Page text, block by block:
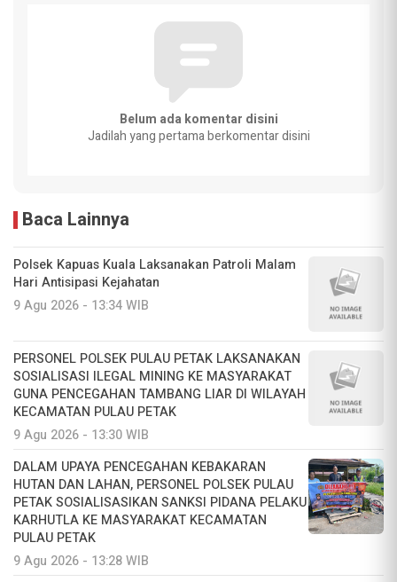
Belum ada komentar disini
Jadilah yang pertama berkomentar disini
Baca Lainnya
Polsek Kapuas Kuala Laksanakan Patroli Malam
Hari Antisipasi Kejahatan
9 Agu 2026 - 13:34 WIB
PERSONEL POLSEK PULAU PETAK LAKSANAKAN
SOSIALISASI ILEGAL MINING KE MASYARAKAT
GUNA PENCEGAHAN TAMBANG LIAR DI WILAYAH
KECAMATAN PULAU PETAK
9 Agu 2026 - 13:30 WIB
DALAM UPAYA PENCEGAHAN KEBAKARAN
HUTAN DAN LAHAN, PERSONEL POLSEK PULAU
PETAK SOSIALISASIKAN SANKSI PIDANA PELAKU
KARHUTLA KE MASYARAKAT KECAMATAN
PULAU PETAK
9 Agu 2026 - 13:28 WIB